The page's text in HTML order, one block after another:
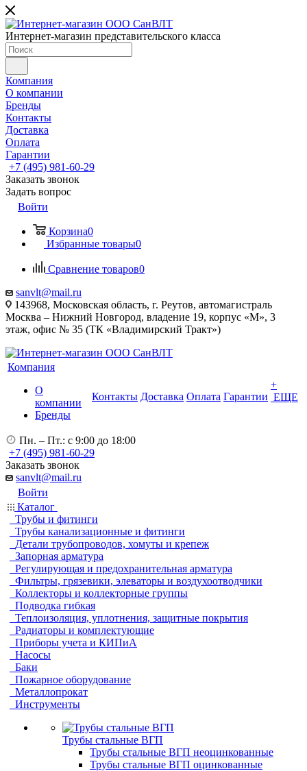
Интернет-магазин представительского класса
Компания
О компании
Бренды
Контакты
Доставка
Оплата
Гарантии
+7 (495) 981-60-29
Заказать звонок
Задать вопрос
Войти
Корзина0
Избранные товары0
Сравнение товаров0
sanvlt@mail.ru
143968, Московская область, г. Реутов, автомагистраль
Москва – Нижний Новгород, владение 19, корпус «М», 3
этаж, офис № 35 (ТК «Владимирский Тракт»)
Компания
О
компании
Бренды
Контакты Доставка Оплата Гарантии
+
ЕЩЕ
Пн. – Пт.: с 9:00 до 18:00
+7 (495) 981-60-29
Заказать звонок
sanvlt@mail.ru
Войти
Каталог
Трубы и фитинги
Трубы канализационные и фитинги
Детали трубопроводов, хомуты и крепеж
Запорная арматура
Регулирующая и предохранительная арматура
Фильтры, грязевики, элеваторы и воздухоотводчики
Коллекторы и коллекторные группы
Подводка гибкая
Теплоизоляция, уплотнения, защитные покрытия
Радиаторы и комплектующие
Приборы учета и КИПиА
Насосы
Баки
Пожарное оборудование
Металлопрокат
Инструменты
Трубы стальные ВГП
Трубы стальные ВГП неоцинкованные
Трубы стальные ВГП оцинкованные